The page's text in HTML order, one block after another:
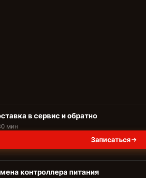
в сервис и обратно
мин
Записаться
контроллера питания